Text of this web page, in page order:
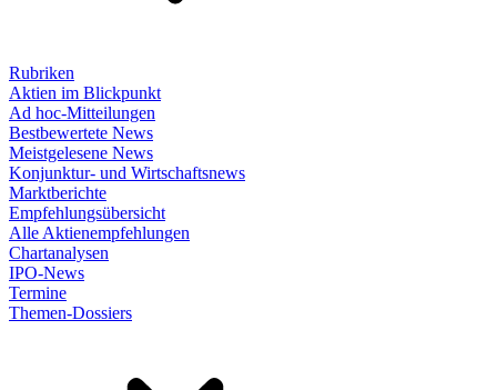
Rubriken
Aktien im Blickpunkt
Ad hoc-Mitteilungen
Bestbewertete News
Meistgelesene News
Konjunktur- und Wirtschaftsnews
Marktberichte
Empfehlungsübersicht
Alle Aktienempfehlungen
Chartanalysen
IPO-News
Termine
Themen-Dossiers